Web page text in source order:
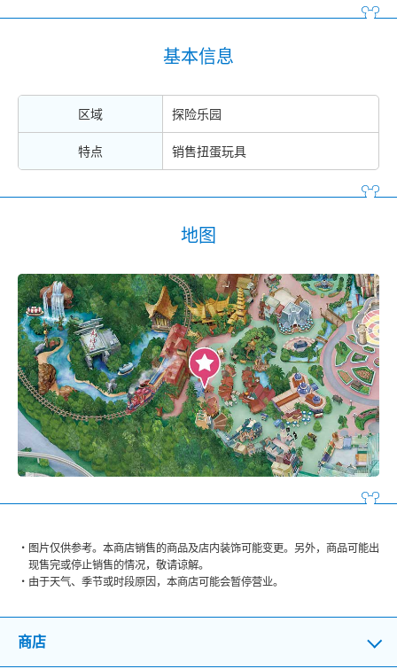
基本信息
区域 探险乐园
特点 销售扭蛋玩具
地图
图片仅供参考。本商店销售的商品及店内装饰可能变更。另外，商品可能出
现售完或停止销售的情况，敬请谅解。
由于天气、季节或时段原因，本商店可能会暂停营业。
商店